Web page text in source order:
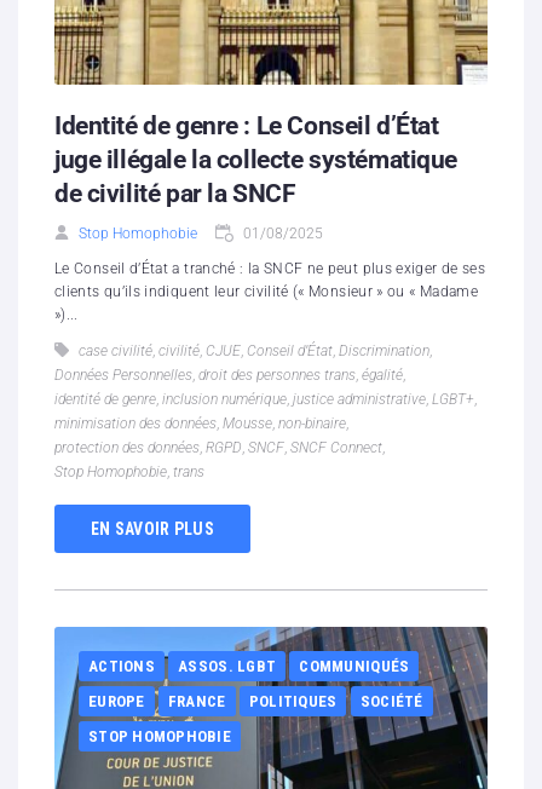
Identité de genre : Le Conseil d’État
juge illégale la collecte systématique
de civilité par la SNCF
Stop Homophobie 01/08/2025
Le Conseil d’État a tranché : la SNCF ne peut plus exiger de ses
clients qu’ils indiquent leur civilité (« Monsieur » ou « Madame
»)...
case civilité, civilité, CJUE, Conseil d’État, Discrimination,
Données Personnelles, droit des personnes trans, égalité,
identité de genre, inclusion numérique, justice administrative, LGBT+,
minimisation des données, Mousse, non-binaire,
protection des données, RGPD, SNCF, SNCF Connect,
Stop Homophobie, trans
EN SAVOIR PLUS
ACTIONS ASSOS. LGBT
COMMUNIQUÉS
EUROPE
FRANCE POLITIQUES
SOCIÉTÉ
STOP HOMOPHOBIE